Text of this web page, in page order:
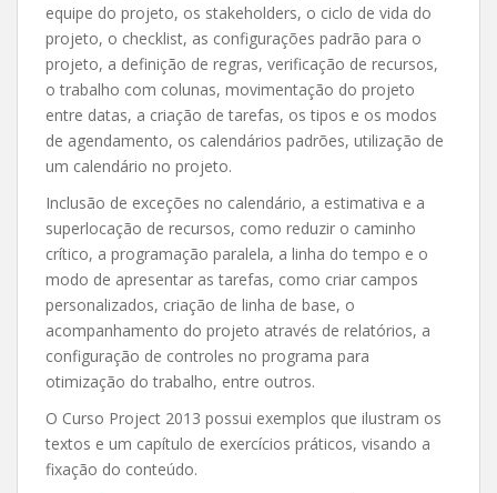
equipe do projeto, os stakeholders, o ciclo de vida do
projeto, o checklist, as configurações padrão para o
projeto, a definição de regras, verificação de recursos,
o trabalho com colunas, movimentação do projeto
entre datas, a criação de tarefas, os tipos e os modos
de agendamento, os calendários padrões, utilização de
um calendário no projeto.
Inclusão de exceções no calendário, a estimativa e a
superlocação de recursos, como reduzir o caminho
crítico, a programação paralela, a linha do tempo e o
modo de apresentar as tarefas, como criar campos
personalizados, criação de linha de base, o
acompanhamento do projeto através de relatórios, a
configuração de controles no programa para
otimização do trabalho, entre outros.
O Curso Project 2013 possui exemplos que ilustram os
textos e um capítulo de exercícios práticos, visando a
fixação do conteúdo.